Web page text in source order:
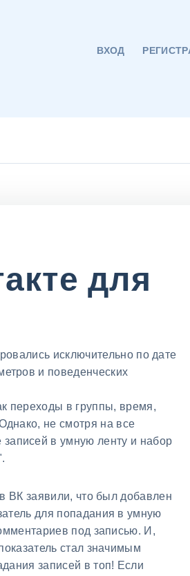
ВХОД
для
исключительно по дате
и поведенческих
переходы в группы, время,
не смотря на все
в умную ленту и набор
ВК заявили, что был добавлен
для попадания в умную
под записью. И,
стал значимым
записей в топ! Если